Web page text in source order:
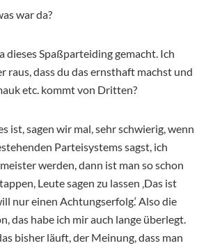
war da?
dieses Spaßparteiding gemacht. Ich
raus, dass du das ernsthaft machst und
etc. kommt von Dritten?
ist, sagen wir mal, sehr schwierig, wenn
Parteisystems sagst, ich
werden, dann ist man so schon
Leute sagen zu lassen ‚Das ist
nur einen Achtungserfolg.‘ Also die
das habe ich mir auch lange überlegt.
bisher läuft, der Meinung, dass man